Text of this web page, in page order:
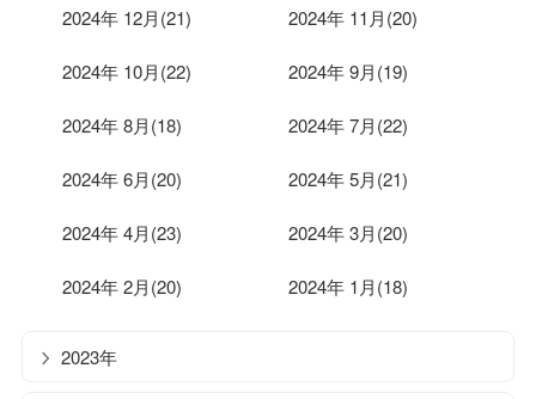
2024年 12月(21) 2024年 11月(20)
2024年 10月(22) 2024年 9月(19)
2024年 8月(18) 2024年 7月(22)
2024年 6月(20) 2024年 5月(21)
2024年 4月(23) 2024年 3月(20)
2024年 2月(20) 2024年 1月(18)
2023年